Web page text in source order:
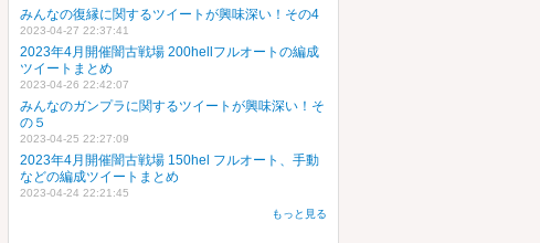
みんなの復縁に関するツイートが興味深い！その4
2023-04-27 22:37:41
2023年4月開催闇古戦場 200hellフルオートの編成
ツイートまとめ
2023-04-26 22:42:07
みんなのガンプラに関するツイートが興味深い！そ
の５
2023-04-25 22:27:09
2023年4月開催闇古戦場 150hel フルオート、手動
などの編成ツイートまとめ
2023-04-24 22:21:45
もっと見る